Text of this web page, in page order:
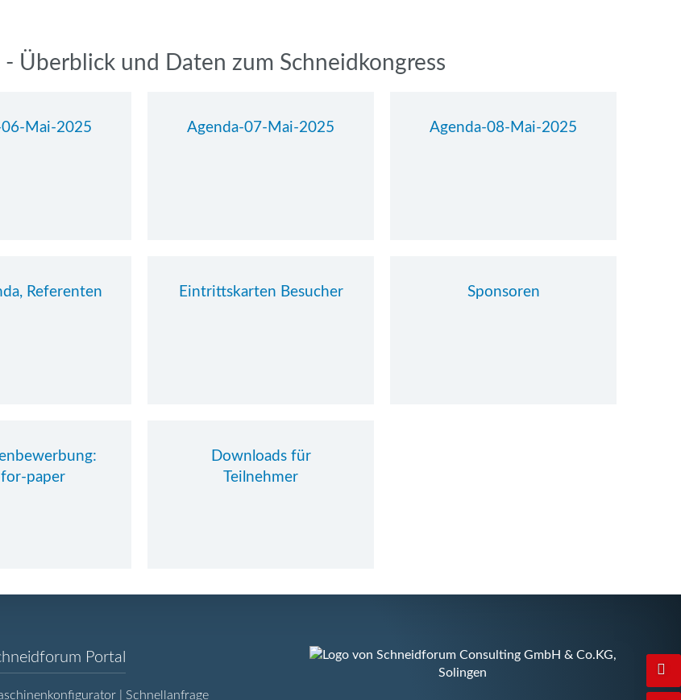
- Überblick und Daten zum Schneidkongress
Mai-2025 Agenda-07-Mai-2025 Agenda-08-Mai-2025
Referenten Eintrittskarten Besucher Sponsoren
for-paper
Downloads für
Teilnehmer
Portal
überspringen
| Schnellanfrage